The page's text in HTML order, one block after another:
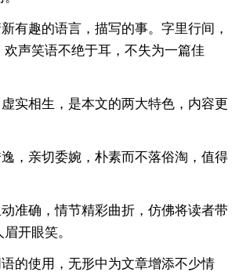
有趣的语言，描写的事。字里行间，
欢声笑语不绝于耳，不失为一篇佳
实相生，是本文的两大特色，内容更
，亲切委婉，朴素而不落俗淘，值得
准确，情节精彩曲折，仿佛将读者带
开眼笑。
的使用，无形中为文章增添不少情